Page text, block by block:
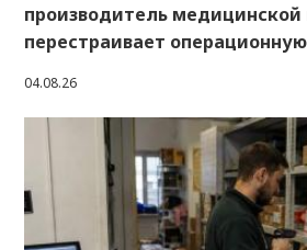
производитель
перестраивает
04.08.26